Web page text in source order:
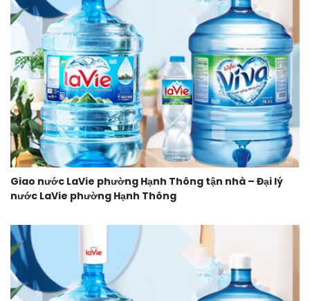
Giao nước LaVie phường Hạnh Thông tận nhà – Đại lý
nước LaVie phường Hạnh Thông